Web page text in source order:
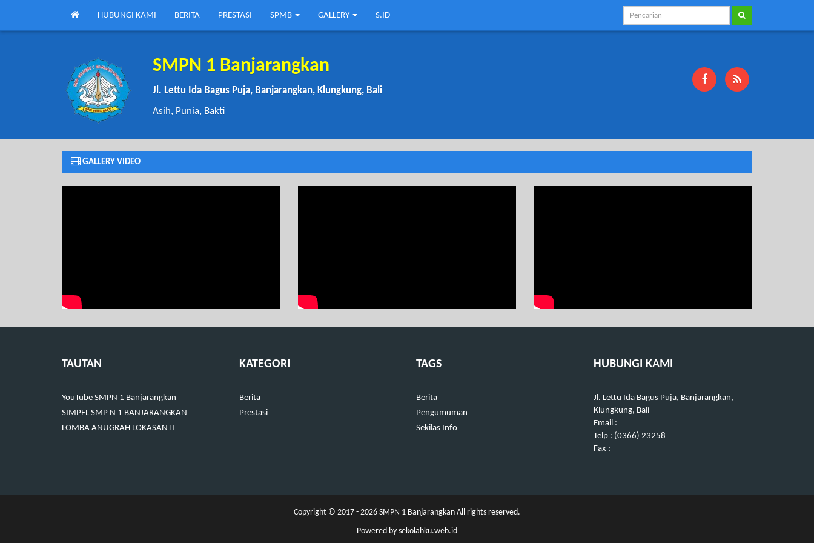
HUBUNGI KAMI BERITA PRESTASI SPMB GALLERY S.ID
SMPN 1 Banjarangkan
Jl. Lettu Ida Bagus Puja, Banjarangkan, Klungkung, Bali
Asih, Punia, Bakti
GALLERY VIDEO
TAUTAN
YouTube SMPN 1 Banjarangkan
SIMPEL SMP N 1 BANJARANGKAN
LOMBA ANUGRAH LOKASANTI
KATEGORI
Berita
Prestasi
TAGS
Berita
Pengumuman
Sekilas Info
HUBUNGI KAMI
Jl. Lettu Ida Bagus Puja, Banjarangkan,
Klungkung, Bali
Email :
Telp : (0366) 23258
Fax : -
Copyright © 2017 - 2026 SMPN 1 Banjarangkan All rights reserved.
Powered by sekolahku.web.id